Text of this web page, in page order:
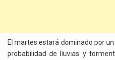
El martes estará dominado por
probabilidad de lluvias y